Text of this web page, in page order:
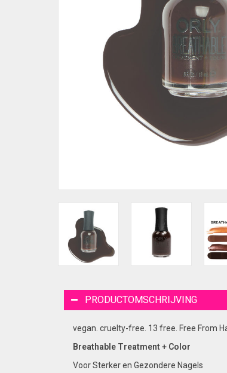
PRODUCTOMSCHRIJVING
vegan. cruelty-free. 13 free. Free From
Breathable Treatment + Color
Voor Sterker en Gezondere Nagels